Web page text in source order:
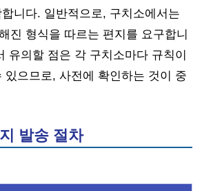
니다. 일반적으로, 구치소에서는
진 형식을 따르는 편지를 요구합니
유의할 점은 각 구치소마다 규칙이
있으므로, 사전에 확인하는 것이 중
발송 절차